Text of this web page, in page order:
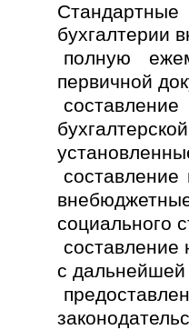
бухгалтерии
полную
первичной
составление
социального
с